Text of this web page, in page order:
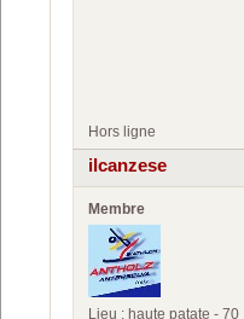
Hors ligne
ilcanzese
Membre
Lieu : haute patate - 70